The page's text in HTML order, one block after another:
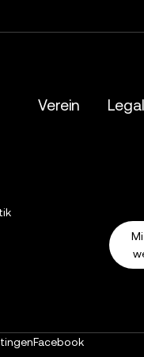
Verein Legal
Facebook